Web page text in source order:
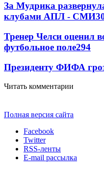
За Мудрика
клубами АПЛ - СМИ
Тренер Челси оценил
футбольное поле294
Президенту ФИФА
Читать комментарии
Полная версия сайта
Facebook
Twitter
RSS-ленты
E-mail рассылка